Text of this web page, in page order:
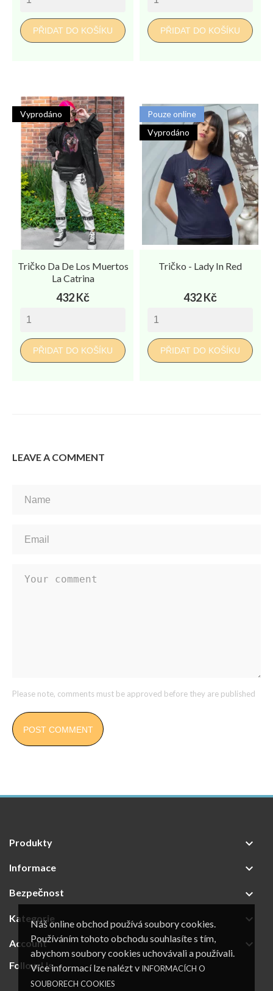
Náš online obchod používá soubory cookies.
Používáním tohoto obchodu souhlasíte s tím,
abychom soubory cookies uchovávali a používali.
Více informací lze nalézt v INFORMACÍCH O
SOUBORECH COOKIES
PŘIDAT DO KOŠÍKU PŘIDAT DO KOŠÍKU
Tričko Da De Los Muertos
La Catrina
Cena
432 Kč
PŘIDAT DO KOŠÍKU
Vyprodáno
Tričko - Lady In Red
Cena
432 Kč
PŘIDAT DO KOŠÍKU
Pouze online
Vyprodáno
LEAVE A COMMENT
Please note, comments must be approved before they are published
POST COMMENT
Produkty 
Informace 
Bezpečnost 
Kategorie 
Account 
Follow Us